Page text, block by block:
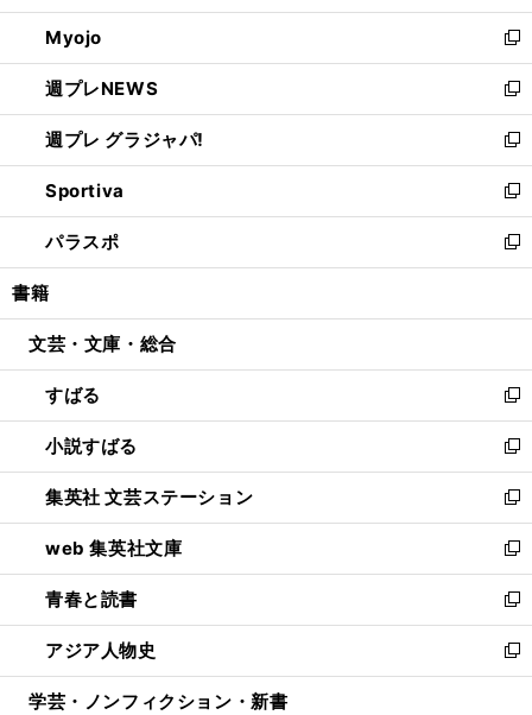
開
く
ウ
で
開
く
ン
ド
ウ
で
開
く
ウ
ィ
ン
ド
ウ
で
開
く
Myojo
新
し
い
ウ
ィ
ン
ド
ウ
で
開
週プレNEWS
新
し
い
ウ
ィ
ン
ド
ウ
開
週プレ グラジャパ!
新
し
い
ウ
ィ
ン
ウ
開
く
Sportiva
新
し
い
ウ
ン
ウ
で
開
く
パラスポ
新
し
ウ
ン
ド
ウ
で
開
く
書籍
文芸・文庫・総合
すばる
新
し
い
ウ
ィ
ン
ド
ウ
で
開
く
小説すばる
新
し
い
ウ
ィ
ン
ド
ウ
で
開
集英社 文芸ステーション
新
し
い
ウ
ィ
ン
ド
ウ
web 集英社文庫
新
し
い
ウ
ィ
ン
青春と読書
新
し
い
ウ
アジア人物史
新
し
学芸・ノンフィクション・新書